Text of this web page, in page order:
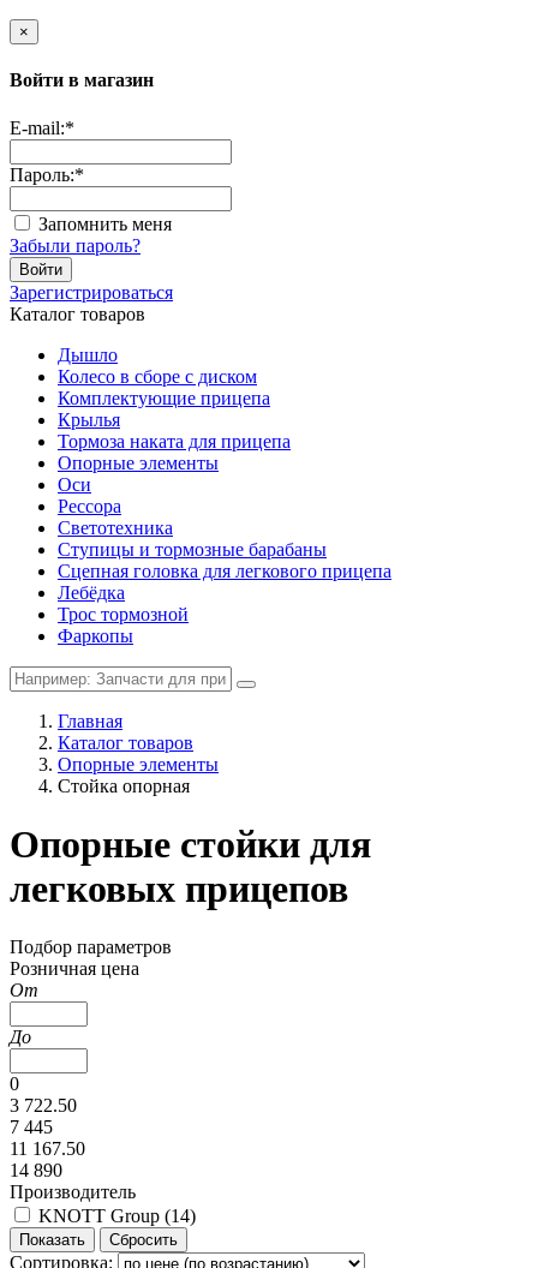
×
Войти в магазин
E-mail:*
Пароль:*
Запомнить меня
Забыли пароль?
Войти
Зарегистрироваться
Каталог товаров
Дышло
Колесо в сборе с диском
Комплектующие прицепа
Крылья
Тормоза наката для прицепа
Опорные элементы
Оси
Рессора
Светотехника
Ступицы и тормозные барабаны
Сцепная головка для легкового прицепа
Лебёдка
Трос тормозной
Фаркопы
Главная
Каталог товаров
Опорные элементы
Стойка опорная
Опорные стойки для
легковых прицепов
Подбор параметров
Розничная цена
От
До
0
3 722.50
7 445
11 167.50
14 890
Производитель
KNOTT Group (14)
Сортировка: